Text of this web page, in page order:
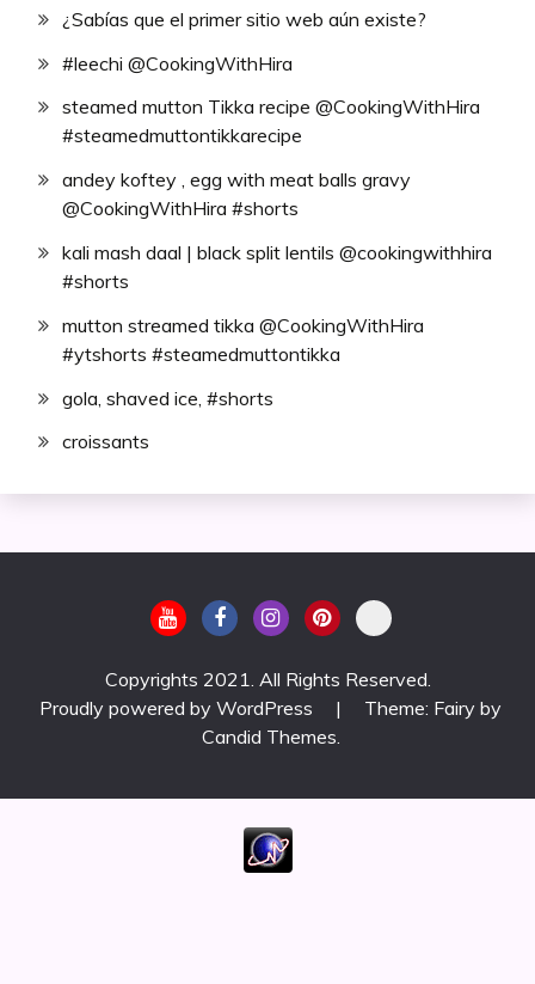
¿Sabías que el primer sitio web aún existe?
#leechi @CookingWithHira
steamed mutton Tikka recipe @CookingWithHira
#steamedmuttontikkarecipe
andey koftey , egg with meat balls gravy
@CookingWithHira #shorts
kali mash daal | black split lentils @cookingwithhira
#shorts
mutton streamed tikka @CookingWithHira
#ytshorts #steamedmuttontikka
gola, shaved ice, #shorts
croissants
Copyrights 2021. All Rights Reserved.
Proudly powered by WordPress
|
Theme: Fairy by
Candid Themes.